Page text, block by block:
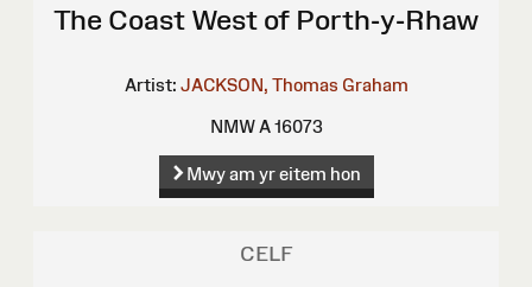
The Coast West of Porth-y-Rhaw
Artist: JACKSON, Thomas Graham
NMW A 16073
Mwy am yr eitem hon
CELF